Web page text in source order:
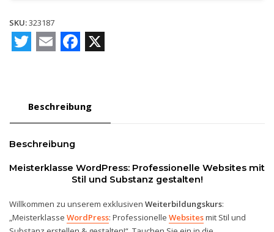
SKU:323187
Beschreibung
Beschreibung
Meisterklasse WordPress: Professionelle Websites mit
Stil und Substanz gestalten!
Willkommen zu unserem exklusiven Weiterbildungskurs:
„Meisterklasse WordPress: Professionelle Websitesmit Stil und